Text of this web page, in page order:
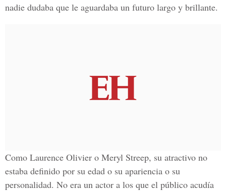
nadie dudaba que le aguardaba un futuro largo y brillante.
Como Laurence Olivier o Meryl Streep, su atractivo no
estaba definido por su edad o su apariencia o su
personalidad. No era un actor a los que el público acudía